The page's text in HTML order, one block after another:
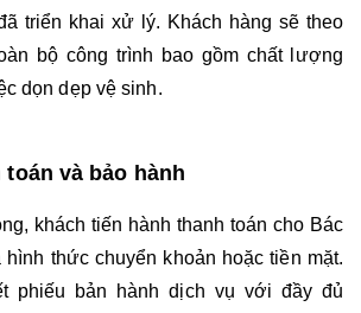
triển khai xử lý. Khách hàng sẽ theo
bộ công trình bao gồm chất lượng
dọn dẹp vệ sinh.
và bảo hành
khách tiến hành thanh toán cho Bác
thức chuyển khoản hoặc tiền mặt.
phiếu bản hành dịch vụ với đầy đủ